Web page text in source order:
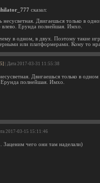
сказал:
несусветная. Двигаешься только в
влево. Ерунда полнейшая. Имхо.
в одном, в двух. Поэтому такие
или платформерами. Кому то
| Дата 2017-03-31 11:55:38
Двигаешься только в
Ерунда полнейшая. Имхо.
2017-03-15 15:11:46
Заценим чего они там наделали)